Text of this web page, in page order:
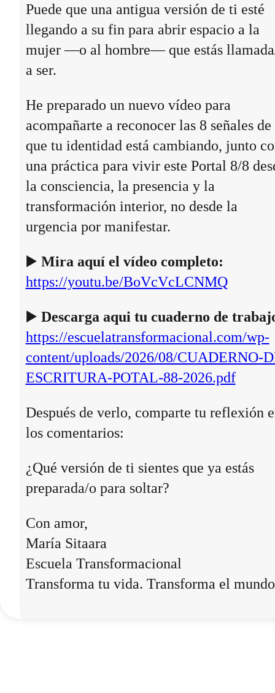
Puede que una antigua versión de ti esté
llegando a su fin para abrir espacio a la
mujer —o al hombre— que estás
a ser.
He preparado un nuevo vídeo para
acompañarte a reconocer las 8 señales de
que tu identidad está cambiando, junto
una práctica para vivir este Portal 8/8
la consciencia, la presencia y la
transformación interior, no desde la
urgencia por manifestar.
▶️ Mira aquí el vídeo completo:
https://youtu.be/BoVcVcLCNMQ
▶️ Descarga aqui tu cuaderno de
https://escuelatransformacional.com/wp-
content/uploads/2026/08/CUADERNO-
ESCRITURA-POTAL-88-2026.pdf
Después de verlo, comparte tu reflexión
los comentarios:
¿Qué versión de ti sientes que ya estás
preparada/o para soltar?
Con amor,
María Sitaara
Escuela Transformacional
Transforma tu vida. Transforma el